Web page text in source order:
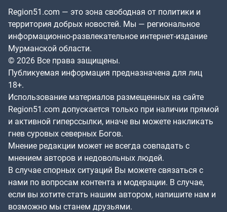
Region51.com — это зона свободная от политики и
территория добрых новостей. Мы — региональное
информационно-развлекательное интернет-издание
Мурманской области.
© 2026 Все права защищены.
Публикуемая информация предназначена для лиц
18+.
Использование материалов размещенных на сайте
Region51.com допускается только при наличии прямой
и активной гиперссылки, иначе вы можете накликать
гнев суровых северных Богов.
Мнение редакции может не всегда совпадать с
мнением авторов и недовольных людей.
В случае спорных ситуаций Вы можете связаться с
нами по вопросам контента и модерации. В случае,
если вы хотите стать нашим автором, напишите нам и
возможно мы станем друзьями.